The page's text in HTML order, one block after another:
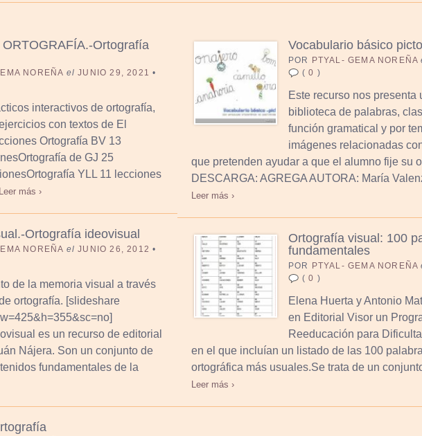
Ortografía
NOREÑA el JUNIO 29, 2021 •
interactivos de ortografía,
con textos de El
Ortografía BV 13
de GJ 25
YLL 11 lecciones
Leer más ›
Vocabulario básico
POR PTYAL- GEMA NOREÑA
(0 )
Este recurso nos presenta
biblioteca de palabras,
función gramatical y por
imágenes relacionadas
que pretenden ayudar a que el alumno fije su
DESCARGA: AGREGA AUTORA: María
Leer más ›
Ortografía ideovisual
NOREÑA el JUNIO 26, 2012 •
de la memoria visual a través
ortografía. [slideshare
es un recurso de editorial
Nájera. Son un conjunto de
fundamentales de la
Ortografía visual: 100
fundamentales
POR PTYAL- GEMA NOREÑA
(0 )
Elena Huerta y Antonio
en Editorial Visor un
Reeducación para
en el que incluían un listado de las 100
ortográfica más usuales.Se trata de un
Leer más ›